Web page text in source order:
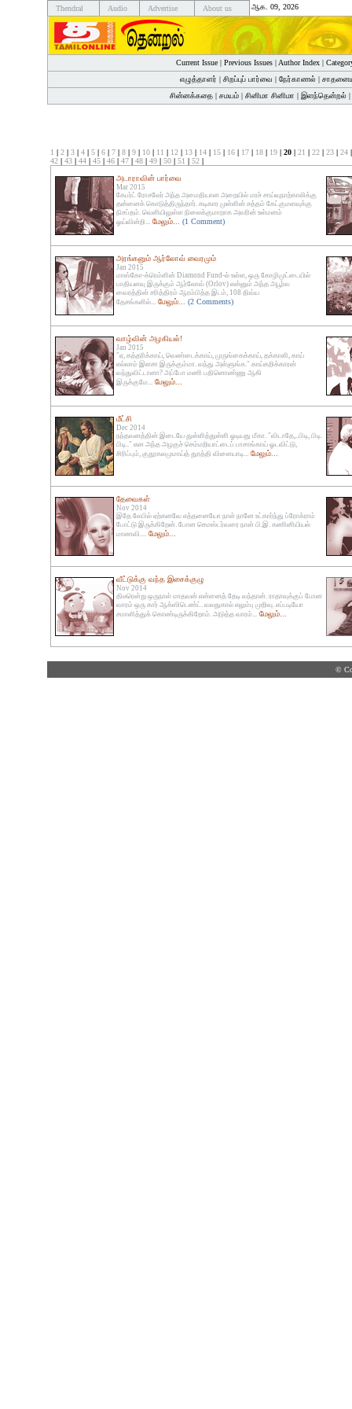
Thendral Audio Advertise About us ஆக. 09, 2026
Current Issue| Previous Issues| Author Index|
எழுத்தாளர் | சிறப்புப் பார்வை | நேர்காணல் |
சின்னக்கதை | சமயம் | சினிமா சினிமா | இளந்தென்றல் |
1 | 2 | 3 | 4 | 5 | 6 | 7 | 8 | 9 | 10 | 11 | 12 | 13 | 14 | 15 | 16 | 17 | 18 | 19 | 20 | 21 | 22 | 23 | 24
42 | 43 | 44 | 45 | 46 | 47 | 48 | 49 | 50 | 51 | 52 |
அடாராவின் பார்வை
Mar 2015
கேபர்ட் ரோசலேர் அந்த அமைதியான அறையில் மரச் சாய்வுநாற்காலிக்கு
தன்னைக் கொடுத்திருந்தார். கடிகார முள்ளின் சத்தம் கேட்குமளவுக்கு
நிசப்தம். வெளியிலுள்ள நிலைக்குமாறாக அவரின் உள்மனம்
ஓய்வின்றி... மேலும்... (1 Comment)
அரங்கனும் ஆர்லோவ் வைரமும்
Jan 2015
மாஸ்கோ-க்ரெம்ளின் Diamond Fund-ல் உள்ள, ஒரு கோழிமுட்டையில்
பாதியளவு இருக்கும் ஆர்லோவ் (Orlov) என்னும் அந்த அபூர்வ
வைரத்தின் சரித்திரம் ஆரம்பித்த இடம், 108 திவ்ய
தேசங்களில்... மேலும்... (2 Comments)
வாழ்வின் அழகியல்!
Jan 2015
"ஏ, கத்தரிக்காய், வெண்டைக்காய், முருங்கைக்காய், தக்காளி, காய்
எல்லாம் இளசா இருக்கும்மா. வந்து அள்ளுங்க." காய்கறிக்காரன்
வந்துவிட்டானா? அப்போ மணி பதினொண்ணு ஆகி
இருக்குமே... மேலும்...
மீட்சி
Dec 2014
நந்தவனத்தின் இடையே துள்ளித்துள்ளி ஓடியது மீகா. "விடாதே,..பிடி, பிடி.
பிடி.." என அந்த அழகுச் செம்மறியாட்டைப் பாசாங்காய் ஓடவிட்டு,
சிரிப்பும், குதூகலமுமாய்த் துரத்தி விளையாடி... மேலும்...
தேவைகள்
Nov 2014
இதே லேபில் ஏற்கனவே எத்தனையோ நாள் நானே உட்கார்ந்து ப்ரோக்ராம்
போட்டு இருக்கிறேன். போன செமஸ்டர்வரை நான் பி.இ. கணினியியல்
மாணவி.... மேலும்...
வீட்டுக்கு வந்த இசைக்குழு
Nov 2014
திடீரென்று ஒருநாள் மாதவன் என்னைத் தேடி வந்தான். ராதாவுக்குப் போன
வாரம் ஒரு கார் ஆக்ஸிடெண்ட். வலதுகால் எலும்பு முறிவு. எப்படியோ
சமாளித்துக் கொண்டிருக்கிறோம். அடுத்த வாரம்... மேலும்...
©